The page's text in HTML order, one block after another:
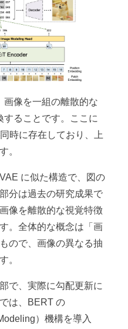
画像を一組の離散的な
ることです。ここに
時に存在しており、上
。
に似た構造で、図の
分は過去の研究成果で
像を離散的な視覚特徴
。全体的な概念は「画
ので、画像の異なる抽
。
で、実際に勾配更新に
は、BERT の
）機構を導入